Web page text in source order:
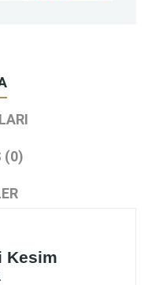
(0)
Kesim